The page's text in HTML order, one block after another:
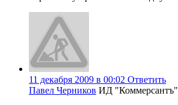
11 декабря 2009 в 00:02 Ответить
Павел Черников ИД "Коммерсантъ"